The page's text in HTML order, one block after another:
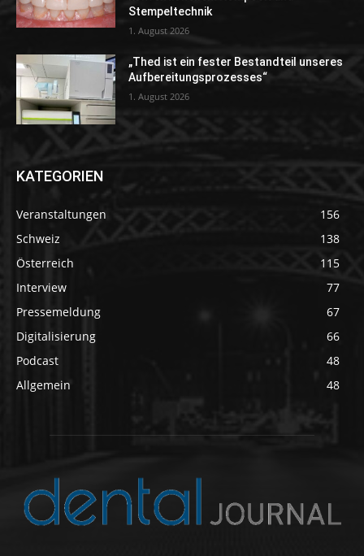
Stempeltechnik
1. August 2026
„Thed ist ein fester Bestandteil unseres
Aufbereitungsprozesses“
1. August 2026
KATEGORIEN
Veranstaltungen
156
Schweiz
138
Österreich
115
Interview
77
Pressemeldung
67
Digitalisierung
66
Podcast
48
Allgemein
48